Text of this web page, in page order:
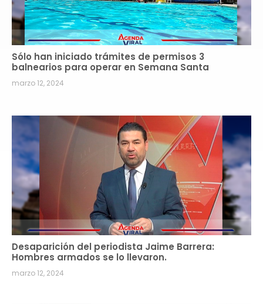
Sólo han iniciado trámites de permisos 3
balnearios para operar en Semana Santa
marzo 12, 2024
Desaparición del periodista Jaime Barrera:
Hombres armados se lo llevaron.
marzo 12, 2024